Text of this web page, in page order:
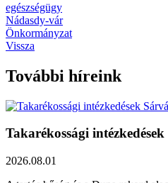
egészségügy
Nádasdy-vár
Önkormányzat
Vissza
További híreink
Takarékossági
2026.08.01